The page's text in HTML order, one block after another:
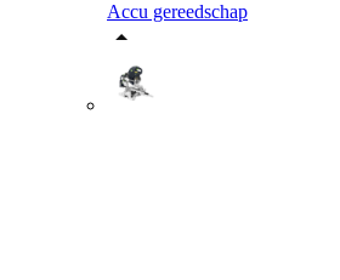
Accu gereedschap